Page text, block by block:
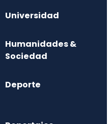
Universidad
Humanidades &
Sociedad
Deporte